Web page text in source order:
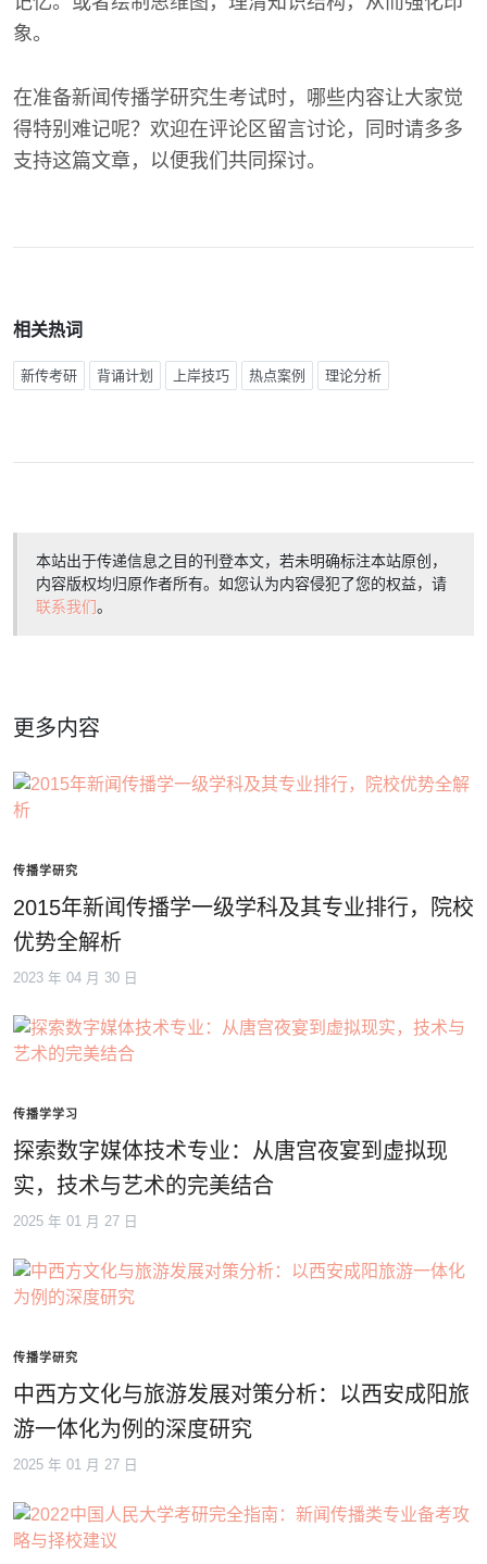
象。
在准备新闻传播学研究生考试时，哪些内容让大家觉
得特别难记呢？欢迎在评论区留言讨论，同时请多多
支持这篇文章，以便我们共同探讨。
相关热词
新传考研 背诵计划 上岸技巧 热点案例 理论分析
本站出于传递信息之目的刊登本文，若未明确标注本站原创，
内容版权均归原作者所有。如您认为内容侵犯了您的权益，请
联系我们。
更多内容
传播学研究
2015年新闻传播学一级学科及其专业排行，院校
优势全解析
2023 年 04 月 30 日
传播学学习
探索数字媒体技术专业：从唐宫夜宴到虚拟现
实，技术与艺术的完美结合
2025 年 01 月 27 日
传播学研究
中西方文化与旅游发展对策分析：以西安成阳旅
游一体化为例的深度研究
2025 年 01 月 27 日